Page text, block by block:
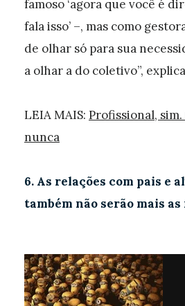
famoso ‘agora que você é
fala isso’ –, mas como
de olhar só para sua
a olhar a do coletivo”,
LEIA MAIS: Profissional, sim.
nunca
6. As relações com pais e
também não serão mais as